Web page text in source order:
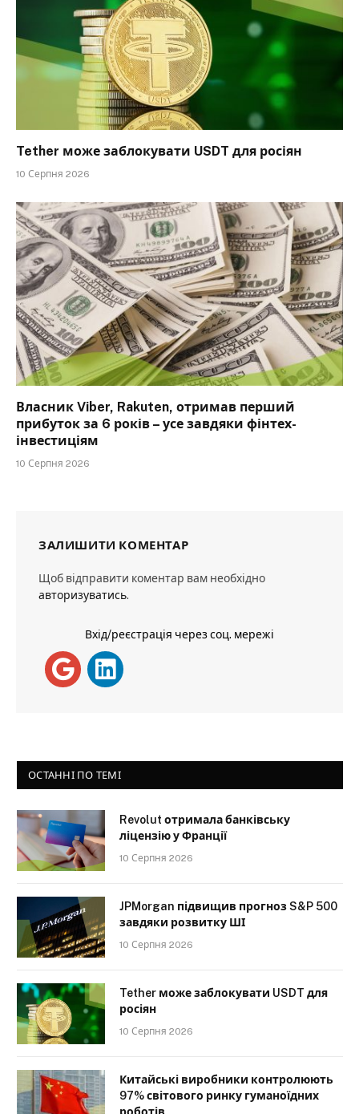
Tether може заблокувати USDT для росіян
10 Серпня 2026
Власник Viber, Rakuten, отримав перший
прибуток за 6 років – усе завдяки фінтех-
інвестиціям
10 Серпня 2026
ЗАЛИШИТИ КОМЕНТАР
Щоб відправити коментар вам необхідно
авторизуватись.
Вхід/реєстрація через соц. мережі
ОСТАННІ ПО ТЕМІ
Revolut отримала банківську
ліцензію у Франції
10 Серпня 2026
JPMorgan підвищив прогноз S&P 500
завдяки розвитку ШІ
10 Серпня 2026
Tether може заблокувати USDT для
росіян
10 Серпня 2026
Китайські виробники контролюють
97% світового ринку гуманоїдних